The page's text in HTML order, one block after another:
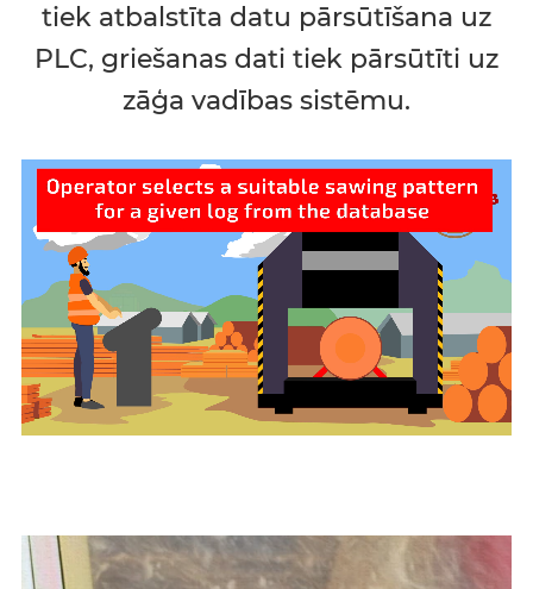
tiek atbalstīta datu pārsūtīšana uz
PLC, griešanas dati tiek pārsūtīti uz
zāģa vadības sistēmu.